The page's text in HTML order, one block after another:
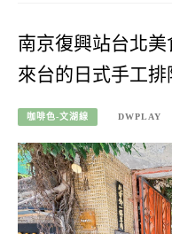
南京復興站台北
來台的日式手工排
咖啡色-文湖線 DWPLAY